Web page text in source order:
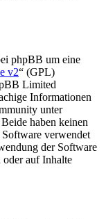
phpBB um eine
v2“ (GPL)
Limited
Informationen
unter
haben keinen
verwendet
der Software
oder auf Inhalte